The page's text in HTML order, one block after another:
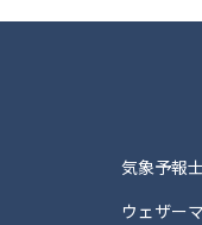
気象予報
ウェザー